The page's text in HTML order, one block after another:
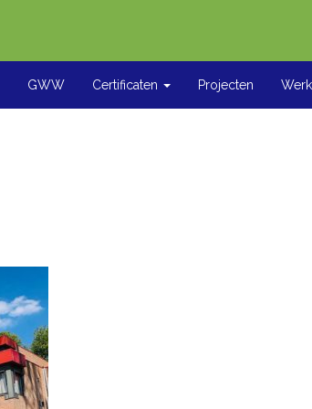
GWW Certificaten Projecten